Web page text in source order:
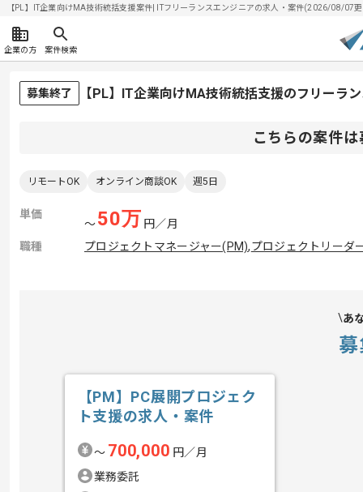
【PL】IT企業向けMA技術統括支援案件| ITフリーランスエンジニアの求人・案件(2026/08/07
企業の方 案件検索
募集終了 【PL】IT企業向けMA技術統括支援のフリーラ
こちらの案件
リモートOK オンライン商談OK 週5日
単価
〜50万 円／月
職種
プロジェクトマネージャー(PM),プロジェクトリーダ
あ
【PM】PC展開プロジェク
ト支援の求人・案件
〜 700,000 円／月
業務委託